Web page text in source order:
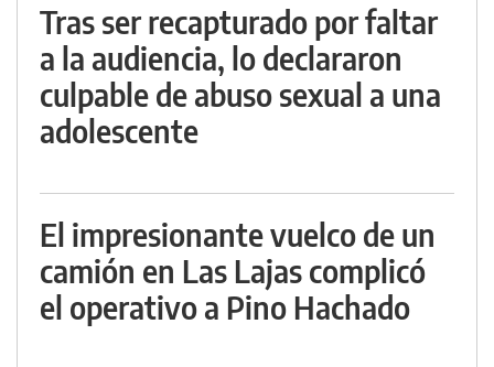
Tras ser recapturado por faltar
a la audiencia, lo declararon
culpable de abuso sexual a una
adolescente
El impresionante vuelco de un
camión en Las Lajas complicó
el operativo a Pino Hachado